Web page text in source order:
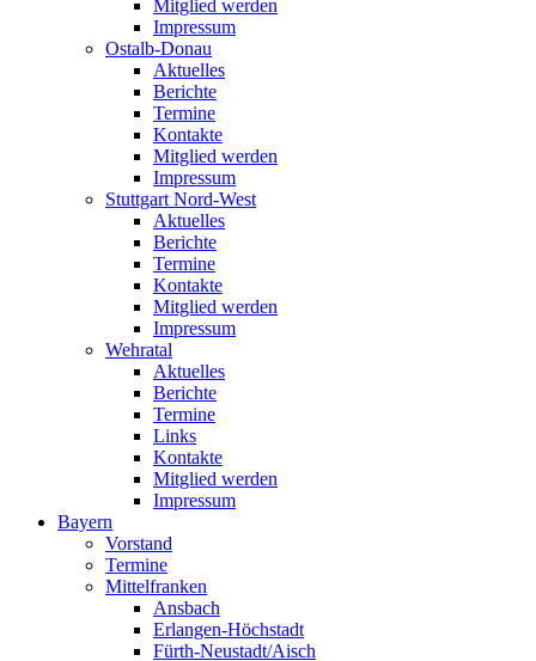
Mitglied werden
Impressum
Ostalb-Donau
Aktuelles
Berichte
Termine
Kontakte
Mitglied werden
Impressum
Stuttgart Nord-West
Aktuelles
Berichte
Termine
Kontakte
Mitglied werden
Impressum
Wehratal
Aktuelles
Berichte
Termine
Links
Kontakte
Mitglied werden
Impressum
Bayern
Vorstand
Termine
Mittelfranken
Ansbach
Erlangen-Höchstadt
Fürth-Neustadt/Aisch